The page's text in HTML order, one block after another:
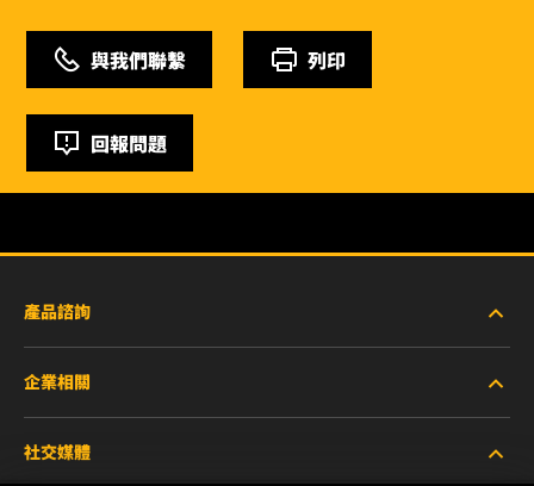
與我們聯繫 列印
回報問題
產品諮詢
重型設備車輛
小客車與商用車
企業相關
關於WIX
社交媒體